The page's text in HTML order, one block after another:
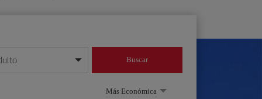
mes/año
Buscar
Más Económica